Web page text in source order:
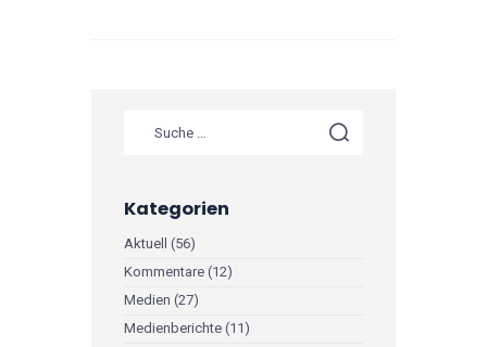
Kategorien
Aktuell (56)
Kommentare (12)
Medien (27)
Medienberichte (11)